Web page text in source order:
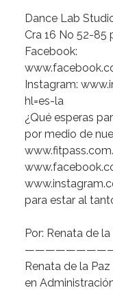
Dance Lab
Cra 16 No 52-85
Facebook:
Instagram:
hl=es-la
¿Qué esperas
por medio de
para estar al
Por: Renata de la
Renata de la Paz
en